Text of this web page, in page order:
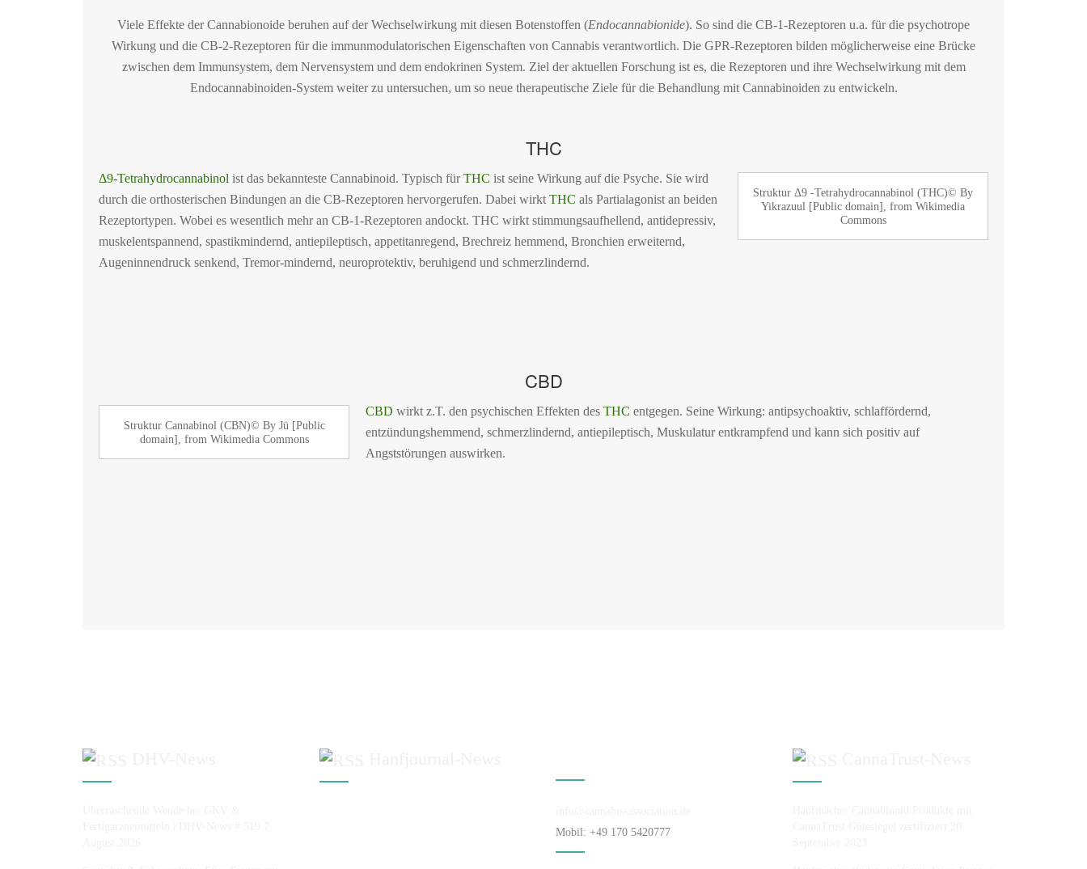
Viele Effekte der Cannabionoide beruhen auf der Wechselwirkung mit diesen Botenstoffen (Endocannabionide). So sind die CB-1-Rezeptoren u.a. für die psychotrope
Wirkung und die CB-2-Rezeptoren für die immunmodulatorischen Eigenschaften von Cannabis verantwortlich. Die GPR-Rezeptoren bilden möglicherweise eine Brücke
zwischen dem Immunsystem, dem Nervensystem und dem endokrinen System. Ziel der aktuellen Forschung ist es, die Rezeptoren und ihre Wechselwirkung mit dem
Endocannabinoiden-System weiter zu untersuchen, um so neue therapeutische Ziele für die Behandlung mit Cannabinoiden zu entwickeln.
THC
Struktur Δ9 -Tetrahydrocannabinol (THC)© By
Yikrazuul [Public domain], from Wikimedia
Commons
Δ9-Tetrahydrocannabinol ist das bekannteste Cannabinoid. Typisch fürTHC ist seine Wirkung auf die Psyche. Sie wird
durch die orthosterischen Bindungen an die CB-Rezeptoren hervorgerufen. Dabei wirkt THC als Partialagonist an beiden
Rezeptortypen. Wobei es wesentlich mehr an CB-1-Rezeptoren andockt. THC wirkt stimmungsaufhellend, antidepressiv,
muskelentspannend, spastikmindernd, antiepileptisch, appetitanregend, Brechreiz hemmend, Bronchien erweiternd,
Augeninnendruck senkend, Tremor-mindernd, neuroprotektiv, beruhigend und schmerzlindernd.
CBD
Struktur Cannabinol (CBN)© By Jü [Public
domain], from Wikimedia Commons
CBD wirkt z.T. den psychischen Effekten des THC entgegen. Seine Wirkung: antipsychoaktiv, schlaffördernd,
entzündungshemmend, schmerzlindernd, antiepileptisch, Muskulatur entkrampfend und kann sich positiv auf
Angststörungen auswirken.
Mobil: +49 170 5420777